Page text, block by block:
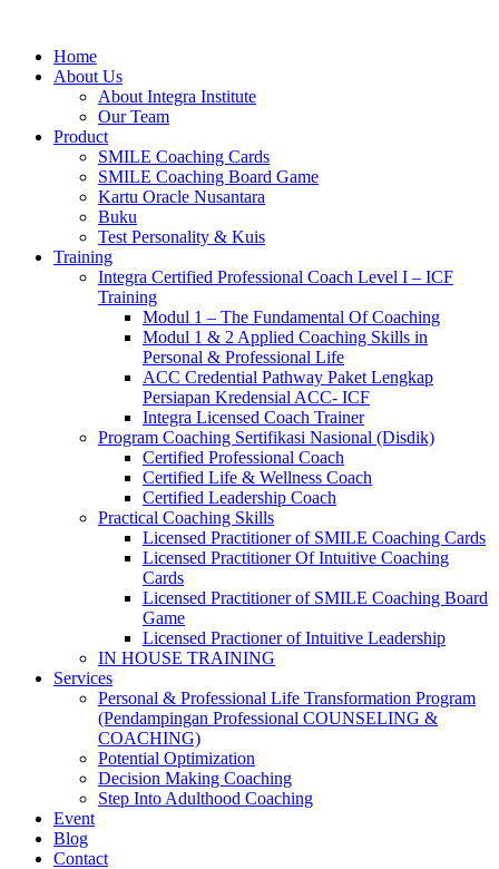
Home
About Us
About Integra Institute
Our Team
Product
SMILE Coaching Cards
SMILE Coaching Board Game
Kartu Oracle Nusantara
Buku
Test Personality & Kuis
Training
Integra Certified Professional Coach Level I – ICF
Training
Modul 1 – The Fundamental Of Coaching
Modul 1 & 2 Applied Coaching Skills in
Personal & Professional Life
ACC Credential Pathway Paket Lengkap
Persiapan Kredensial ACC- ICF
Integra Licensed Coach Trainer
Program Coaching Sertifikasi Nasional (Disdik)
Certified Professional Coach
Certified Life & Wellness Coach
Certified Leadership Coach
Practical Coaching Skills
Licensed Practitioner of SMILE Coaching Cards
Licensed Practitioner Of Intuitive Coaching
Cards
Licensed Practitioner of SMILE Coaching Board
Game
Licensed Practioner of Intuitive Leadership
IN HOUSE TRAINING
Services
Personal & Professional Life Transformation Program
(Pendampingan Professional COUNSELING &
COACHING)
Potential Optimization
Decision Making Coaching
Step Into Adulthood Coaching
Event
Blog
Contact